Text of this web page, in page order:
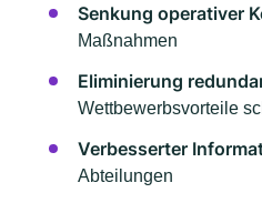
Senkung operativer
Maßnahmen
Eliminierung
Wettbewerbsvorteile
Verbesserter
Abteilungen